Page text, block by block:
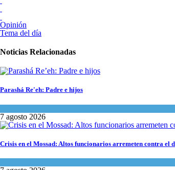
Opinión
Tema del día
Noticias Relacionadas
Parashá Re'eh: Padre e hijos
7 agosto 2026
Crisis en el Mossad: Altos funcionarios arremeten contra